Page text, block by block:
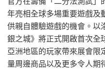
年亮相全球多場重要遊戲及
供親自體驗遊戲的機會。以
銀之城》將正式開啟首次全
亞洲地區的玩家帶來展會限
量周邊商品以及更多令人期